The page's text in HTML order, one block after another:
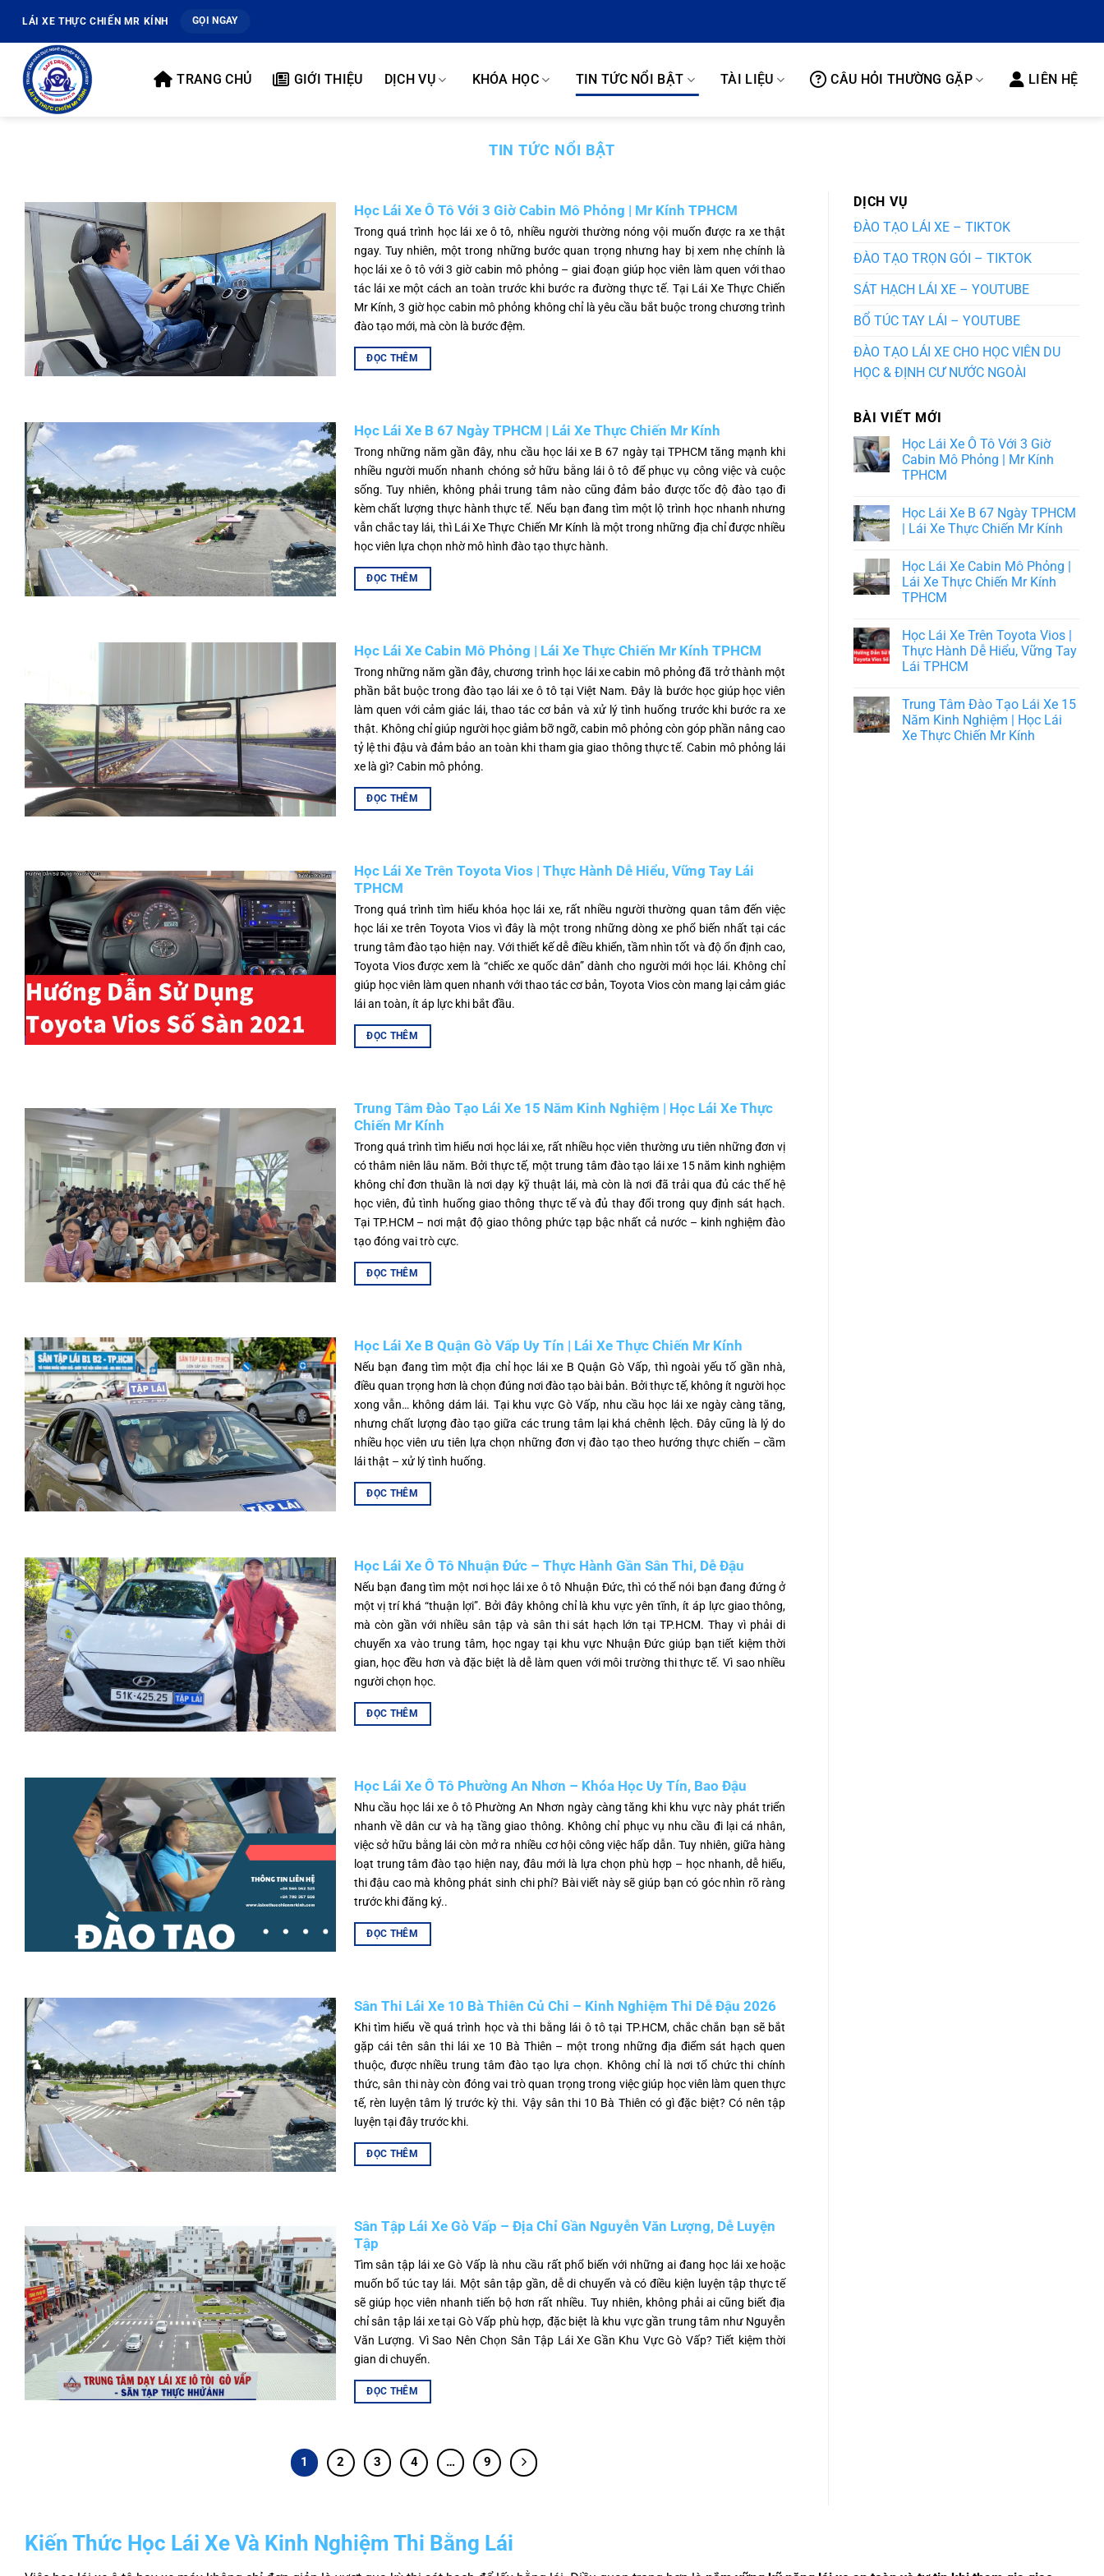
dung
LÁI XE THỰC CHIẾN MR KÍNH GỌI NGAY
TRANG CHỦ GIỚI THIỆU DỊCH VỤ KHÓA HỌC TIN TỨC NỔI BẬT TÀI LIỆU CÂU HỎI THƯỜNG GẶP LIÊN HỆ
TIN TỨC NỔI BẬT
Học Lái Xe Ô Tô Với 3 Giờ Cabin Mô Phỏng | Mr Kính TPHCM
Trong quá trình học lái xe ô tô, nhiều người thường nóng vội muốn được ra xe thật
ngay. Tuy nhiên, một trong những bước quan trọng nhưng hay bị xem nhẹ chính là
học lái xe ô tô với 3 giờ cabin mô phỏng – giai đoạn giúp học viên làm quen với thao
tác lái xe một cách an toàn trước khi bước ra đường thực tế. Tại Lái Xe Thực Chiến
Mr Kính, 3 giờ học cabin mô phỏng không chỉ là yêu cầu bắt buộc trong chương trình
đào tạo mới, mà còn là bước đệm.
ĐỌC THÊM
Học Lái Xe B 67 Ngày TPHCM | Lái Xe Thực Chiến Mr Kính
Trong những năm gần đây, nhu cầu học lái xe B 67 ngày tại TPHCM tăng mạnh khi
nhiều người muốn nhanh chóng sở hữu bằng lái ô tô để phục vụ công việc và cuộc
sống. Tuy nhiên, không phải trung tâm nào cũng đảm bảo được tốc độ đào tạo đi
kèm chất lượng thực hành thực tế. Nếu bạn đang tìm một lộ trình học nhanh nhưng
vẫn chắc tay lái, thì Lái Xe Thực Chiến Mr Kính là một trong những địa chỉ được nhiều
học viên lựa chọn nhờ mô hình đào tạo thực hành.
ĐỌC THÊM
Học Lái Xe Cabin Mô Phỏng | Lái Xe Thực Chiến Mr Kính TPHCM
Trong những năm gần đây, chương trình học lái xe cabin mô phỏng đã trở thành một
phần bắt buộc trong đào tạo lái xe ô tô tại Việt Nam. Đây là bước học giúp học viên
làm quen với cảm giác lái, thao tác cơ bản và xử lý tình huống trước khi bước ra xe
thật. Không chỉ giúp người học giảm bỡ ngỡ, cabin mô phỏng còn góp phần nâng cao
tỷ lệ thi đậu và đảm bảo an toàn khi tham gia giao thông thực tế. Cabin mô phỏng lái
xe là gì? Cabin mô phỏng.
ĐỌC THÊM
Học Lái Xe Trên Toyota Vios | Thực Hành Dễ Hiểu, Vững Tay Lái
TPHCM
Trong quá trình tìm hiểu khóa học lái xe, rất nhiều người thường quan tâm đến việc
học lái xe trên Toyota Vios vì đây là một trong những dòng xe phổ biến nhất tại các
trung tâm đào tạo hiện nay. Với thiết kế dễ điều khiển, tầm nhìn tốt và độ ổn định cao,
Toyota Vios được xem là “chiếc xe quốc dân” dành cho người mới học lái. Không chỉ
giúp học viên làm quen nhanh với thao tác cơ bản, Toyota Vios còn mang lại cảm giác
lái an toàn, ít áp lực khi bắt đầu.
ĐỌC THÊM
Trung Tâm Đào Tạo Lái Xe 15 Năm Kinh Nghiệm | Học Lái Xe Thực
Chiến Mr Kính
Trong quá trình tìm hiểu nơi học lái xe, rất nhiều học viên thường ưu tiên những đơn vị
có thâm niên lâu năm. Bởi thực tế, một trung tâm đào tạo lái xe 15 năm kinh nghiệm
không chỉ đơn thuần là nơi dạy kỹ thuật lái, mà còn là nơi đã trải qua đủ các thế hệ
học viên, đủ tình huống giao thông thực tế và đủ thay đổi trong quy định sát hạch.
Tại TP.HCM – nơi mật độ giao thông phức tạp bậc nhất cả nước – kinh nghiệm đào
tạo đóng vai trò cực.
ĐỌC THÊM
Học Lái Xe B Quận Gò Vấp Uy Tín | Lái Xe Thực Chiến Mr Kính
Nếu bạn đang tìm một địa chỉ học lái xe B Quận Gò Vấp, thì ngoài yếu tố gần nhà,
điều quan trọng hơn là chọn đúng nơi đào tạo bài bản. Bởi thực tế, không ít người học
xong vẫn… không dám lái. Tại khu vực Gò Vấp, nhu cầu học lái xe ngày càng tăng,
nhưng chất lượng đào tạo giữa các trung tâm lại khá chênh lệch. Đây cũng là lý do
nhiều học viên ưu tiên lựa chọn những đơn vị đào tạo theo hướng thực chiến – cầm
lái thật – xử lý tình huống.
ĐỌC THÊM
Học Lái Xe Ô Tô Nhuận Đức – Thực Hành Gần Sân Thi, Dễ Đậu
Nếu bạn đang tìm một nơi học lái xe ô tô Nhuận Đức, thì có thể nói bạn đang đứng ở
một vị trí khá “thuận lợi”. Bởi đây không chỉ là khu vực yên tĩnh, ít áp lực giao thông,
mà còn gần với nhiều sân tập và sân thi sát hạch lớn tại TP.HCM. Thay vì phải di
chuyển xa vào trung tâm, học ngay tại khu vực Nhuận Đức giúp bạn tiết kiệm thời
gian, học đều hơn và đặc biệt là dễ làm quen với môi trường thi thực tế. Vì sao nhiều
người chọn học.
ĐỌC THÊM
Học Lái Xe Ô Tô Phường An Nhơn – Khóa Học Uy Tín, Bao Đậu
Nhu cầu học lái xe ô tô Phường An Nhơn ngày càng tăng khi khu vực này phát triển
nhanh về dân cư và hạ tầng giao thông. Không chỉ phục vụ nhu cầu đi lại cá nhân,
việc sở hữu bằng lái còn mở ra nhiều cơ hội công việc hấp dẫn. Tuy nhiên, giữa hàng
loạt trung tâm đào tạo hiện nay, đâu mới là lựa chọn phù hợp – học nhanh, dễ hiểu,
thi đậu cao mà không phát sinh chi phí? Bài viết này sẽ giúp bạn có góc nhìn rõ ràng
trước khi đăng ký..
ĐỌC THÊM
Sân Thi Lái Xe 10 Bà Thiên Củ Chi – Kinh Nghiệm Thi Dễ Đậu 2026
Khi tìm hiểu về quá trình học và thi bằng lái ô tô tại TP.HCM, chắc chắn bạn sẽ bắt
gặp cái tên sân thi lái xe 10 Bà Thiên – một trong những địa điểm sát hạch quen
thuộc, được nhiều trung tâm đào tạo lựa chọn. Không chỉ là nơi tổ chức thi chính
thức, sân thi này còn đóng vai trò quan trọng trong việc giúp học viên làm quen thực
tế, rèn luyện tâm lý trước kỳ thi. Vậy sân thi 10 Bà Thiên có gì đặc biệt? Có nên tập
luyện tại đây trước khi.
ĐỌC THÊM
Sân Tập Lái Xe Gò Vấp – Địa Chỉ Gần Nguyễn Văn Lượng, Dễ Luyện
Tập
Tìm sân tập lái xe Gò Vấp là nhu cầu rất phổ biến với những ai đang học lái xe hoặc
muốn bổ túc tay lái. Một sân tập gần, dễ di chuyển và có điều kiện luyện tập thực tế
sẽ giúp học viên nhanh tiến bộ hơn rất nhiều. Tuy nhiên, không phải ai cũng biết địa
chỉ sân tập lái xe tại Gò Vấp phù hợp, đặc biệt là khu vực gần trung tâm như Nguyễn
Văn Lượng. Vì Sao Nên Chọn Sân Tập Lái Xe Gần Khu Vực Gò Vấp? Tiết kiệm thời
gian di chuyển.
ĐỌC THÊM
1 2 3 4 … 9
DỊCH VỤ
ĐÀO TẠO LÁI XE – TIKTOK
ĐÀO TẠO TRỌN GÓI – TIKTOK
SÁT HẠCH LÁI XE – YOUTUBE
BỔ TÚC TAY LÁI – YOUTUBE
ĐÀO TẠO LÁI XE CHO HỌC VIÊN DU
HỌC & ĐỊNH CƯ NƯỚC NGOÀI
BÀI VIẾT MỚI
Học Lái Xe Ô Tô Với 3 Giờ
Cabin Mô Phỏng | Mr Kính
TPHCM
Học Lái Xe B 67 Ngày TPHCM
| Lái Xe Thực Chiến Mr Kính
Học Lái Xe Cabin Mô Phỏng |
Lái Xe Thực Chiến Mr Kính
TPHCM
Học Lái Xe Trên Toyota Vios |
Thực Hành Dễ Hiểu, Vững Tay
Lái TPHCM
Trung Tâm Đào Tạo Lái Xe 15
Năm Kinh Nghiệm | Học Lái
Xe Thực Chiến Mr Kính
Kiến Thức Học Lái Xe Và Kinh Nghiệm Thi Bằng Lái